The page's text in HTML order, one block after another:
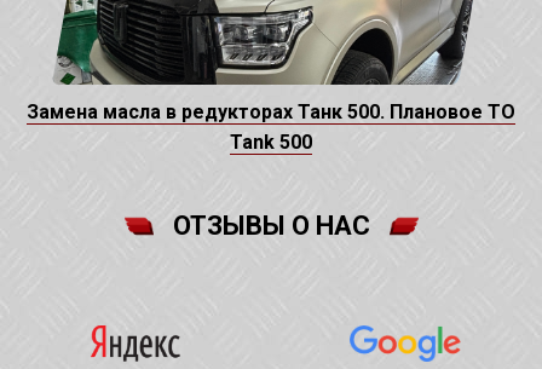
Замена масла в редукторах Танк 500. Плановое ТО
Tank 500
ОТЗЫВЫ О НАС